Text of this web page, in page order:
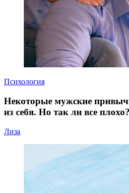
Психология
Некоторые мужские
из себя. Но так ли все плохо?
Лиза